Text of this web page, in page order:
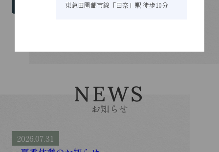
東急田園都市線「田奈」駅 徒歩10分
NEWS
お知らせ
2026.07.31